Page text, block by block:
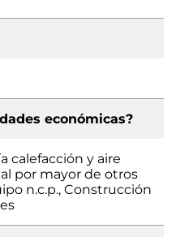
económicas?
calefacción y aire
por mayor de otros
n.c.p., Construcción